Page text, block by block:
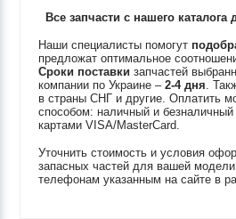
Все запчасти с нашего каталога
Наши специалисты помогут
предложат оптимальное
Сроки поставки запчастей
компании по Украине –2-4 дня.
в страны СНГ и другие. Оплатить
способом: наличный и безналичный
картами VISA/MasterCard.
Уточнить стоимость и условия
запасных частей для вашей
телефонам указанным на сайте в